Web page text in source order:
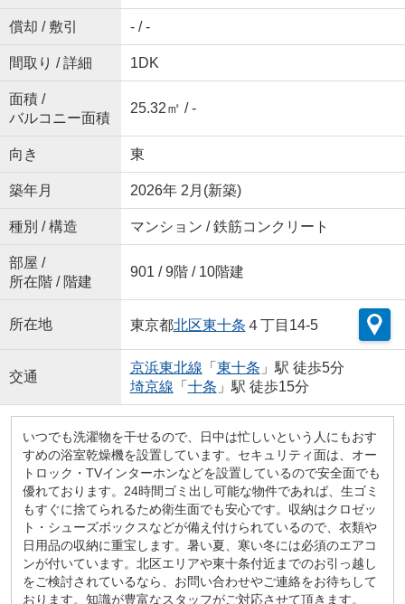
償却 / 敷引 - / -
間取り / 詳細 1DK
面積 /
バルコニー面積
25.32㎡ / -
向き 東
築年月 2026年 2月(新築)
種別 / 構造 マンション / 鉄筋コンクリート
部屋 /
所在階 / 階建
901 / 9階 / 10階建
所在地 東京都北区東十条 ４丁目14-5
交通
京浜東北線 「 東十条 」駅 徒歩5分
埼京線 「 十条 」駅 徒歩15分
いつでも洗濯物を干せるので、日中は忙しいという人にもおす
すめの浴室乾燥機を設置しています。セキュリティ面は、オー
トロック・TVインターホンなどを設置しているので安全面でも
優れております。24時間ゴミ出し可能な物件であれば、生ゴミ
もすぐに捨てられるため衛生面でも安心です。収納はクロゼッ
ト・シューズボックスなどが備え付けられているので、衣類や
日用品の収納に重宝します。暑い夏、寒い冬には必須のエアコ
ンが付いています。北区エリアや東十条付近までのお引っ越し
をご検討されているなら、お問い合わせやご連絡をお待ちして
おります。知識が豊富なスタッフがご対応させて頂きます。